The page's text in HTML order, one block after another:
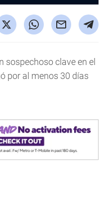
sospechoso clave en el
por al menos 30 días